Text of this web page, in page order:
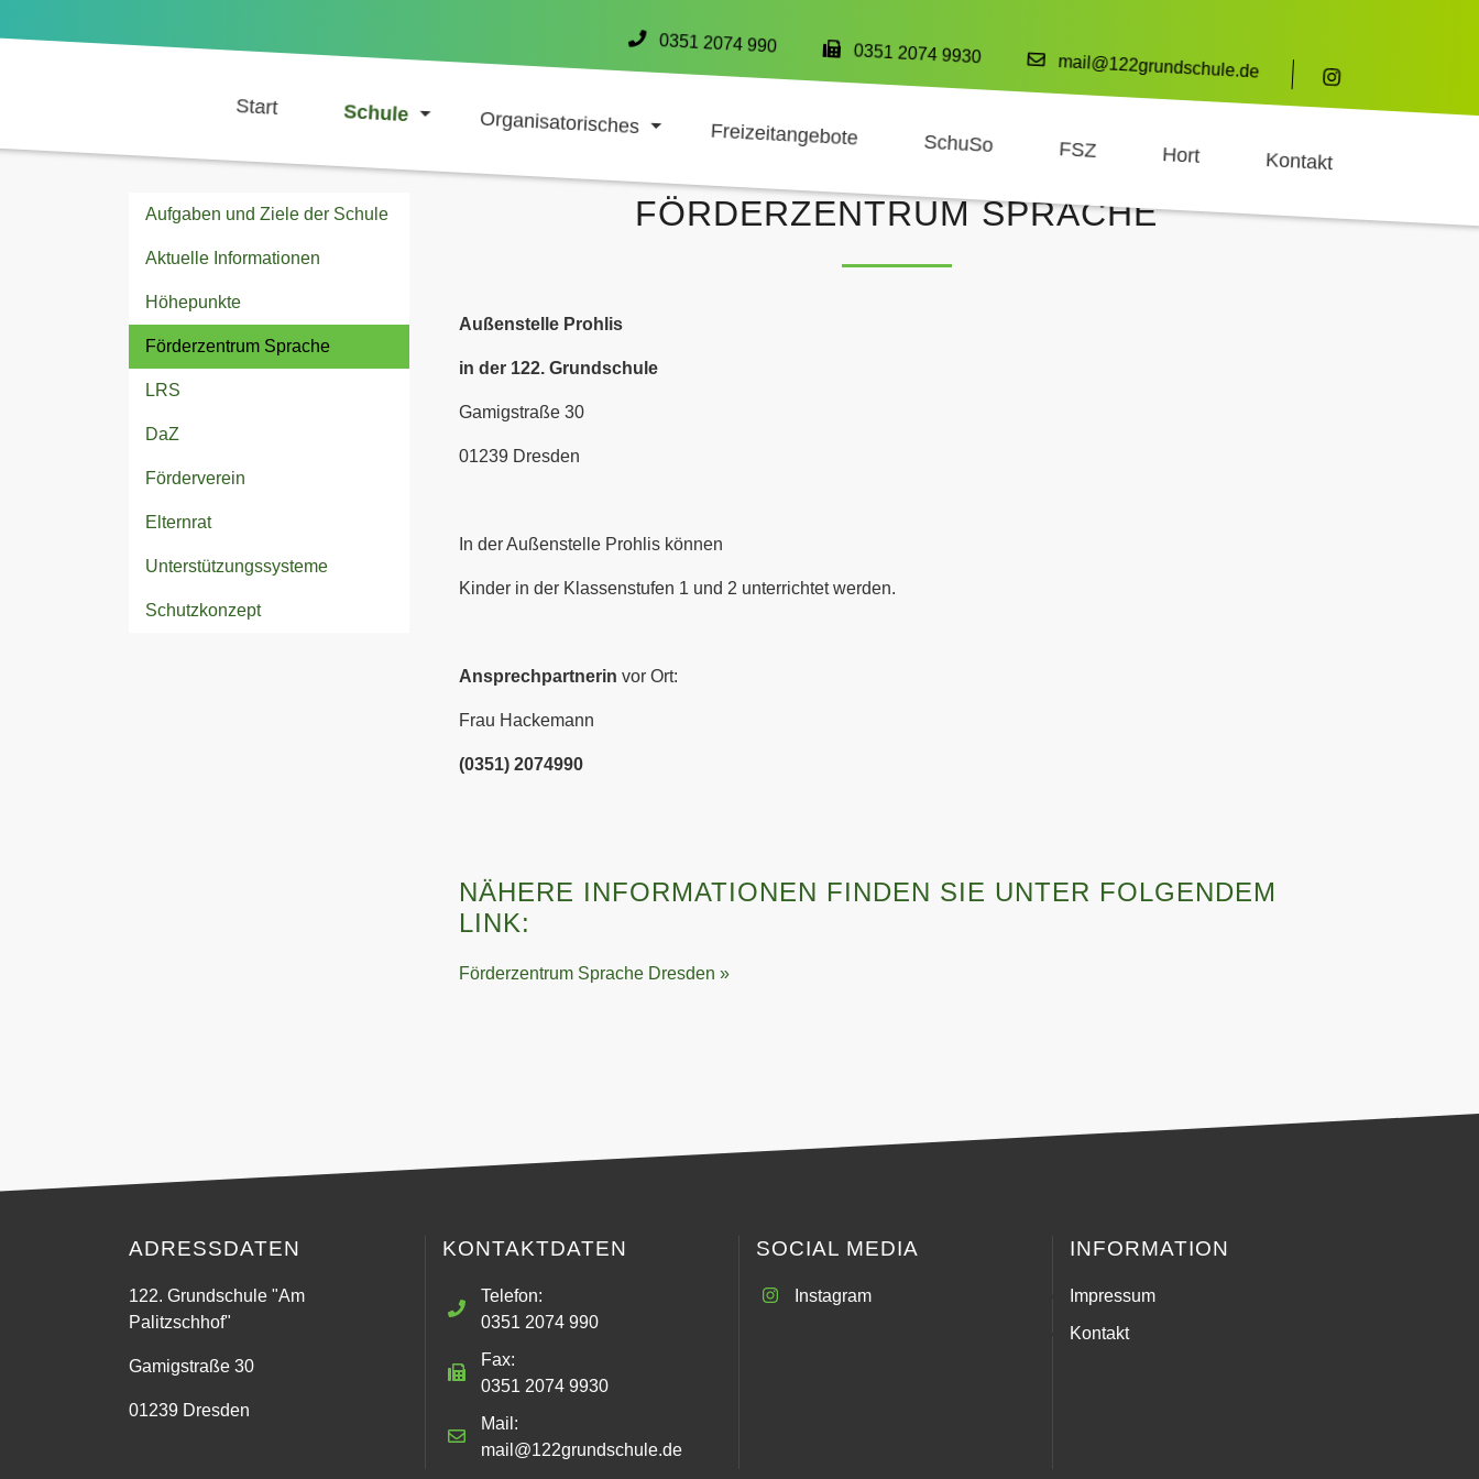
0351 2074 990 0351 2074 9930 mail@122grundschule.de
Start Schule Organisatorisches Freizeitangebote SchuSo FSZ Hort Kontakt
FÖRDERZENTRUM SPRACHE
Außenstelle Prohlis
in der 122. Grundschule
Gamigstraße 30
01239 Dresden
In der Außenstelle Prohlis können
Kinder in der Klassenstufen 1 und 2 unterrichtet werden.
Ansprechpartnerin vor Ort:
Frau Hackemann
(0351) 2074990
NÄHERE INFORMATIONEN FINDEN SIE UNTER FOLGENDEM
LINK:
Förderzentrum Sprache Dresden »
Aufgaben und Ziele der Schule
Aktuelle Informationen
Höhepunkte
Förderzentrum Sprache
LRS
DaZ
Förderverein
Elternrat
Unterstützungssysteme
Schutzkonzept
ADRESSDATEN
122. Grundschule "Am
Palitzschhof"
Gamigstraße 30
01239 Dresden
KONTAKTDATEN
Telefon:
0351 2074 990
Fax:
0351 2074 9930
Mail:
mail@122grundschule.de
SOCIAL MEDIA
Instagram
INFORMATION
Impressum
Kontakt